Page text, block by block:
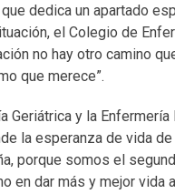
dedica un apartado
el Colegio de
no hay otro camino
que merece”.
y la Enfermería
la esperanza de vida
porque somos el
en dar más y mejor vida